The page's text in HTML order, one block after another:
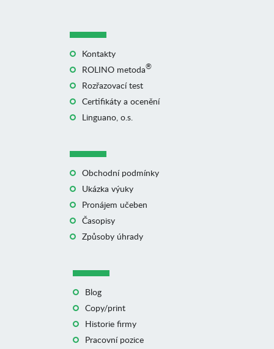
Kontakty
ROLINO metoda®
Rozřazovací test
Certifikáty a ocenění
Linguano, o.s.
Obchodní podmínky
Ukázka výuky
Pronájem učeben
Časopisy
Způsoby úhrady
Blog
Copy/print
Historie firmy
Pracovní pozice